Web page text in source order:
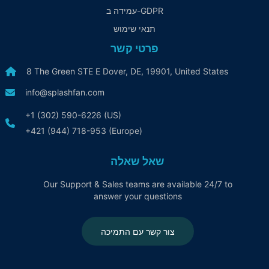
עמידה ב-GDPR
תנאי שימוש
פרטי קשר
8 The Green STE E Dover, DE, 19901, United States
info@splashfan.com
+1 (302) 590-6226 (US)
+421 (944) 718-953 (Europe)
שאל שאלה
Our Support & Sales teams are available 24/7 to
answer your questions
צור קשר עם התמיכה